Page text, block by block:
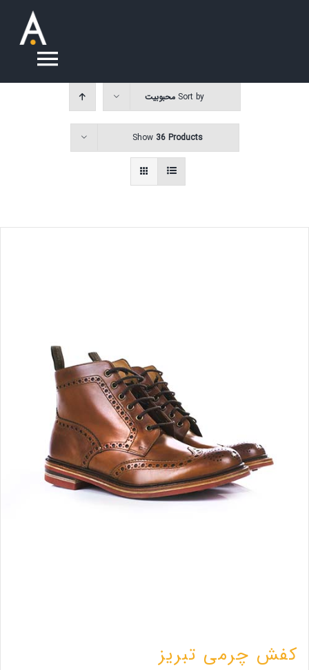
درباره ما
سوالات متداول
Sort by محبوبیت
Show 36 Products
کفش چرمی تبریز